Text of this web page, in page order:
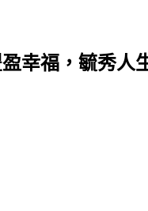
幸福，毓秀人